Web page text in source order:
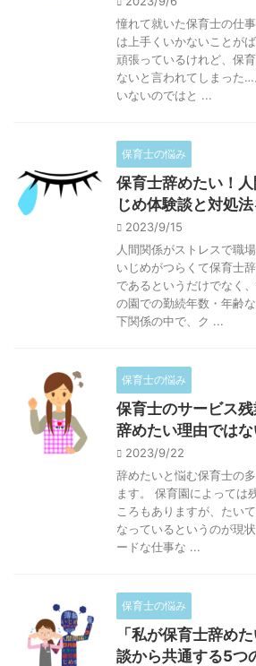
憧れて就いた保育士の仕
は上手くいかないことが
頑張っているけれど、保
ないと言われてしまった
いないのではと ...
保育士の悩み
保育士辞めたい！
じめ体験談と対処
2023/9/15
人間関係がストレスで職
いじめがつらくて保育士
であるというだけでなく
の園での勤続年数・年齢
下関係の中で、ク ...
保育士の悩み
保育士のサービス
辞めたい理由では
2023/9/22
辞めたいと悩む保育士の
ます。 保育園によっては
ころもありますが、たい
なっているというのが現
ードな仕事な ...
保育士の悩み
「私が保育士辞め
談から共通する5つ